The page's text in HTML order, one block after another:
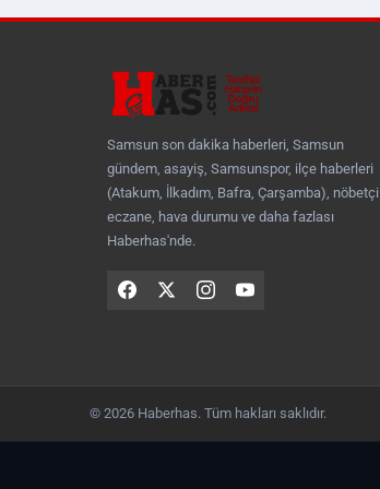
Samsun son dakika haberleri, Samsun
gündem, asayiş, Samsunspor, ilçe haberleri
(Atakum, İlkadım, Bafra, Çarşamba), nöbetçi
eczane, hava durumu ve daha fazlası
Haberhas'nde.
© 2026 Haberhas. Tüm hakları saklıdır.